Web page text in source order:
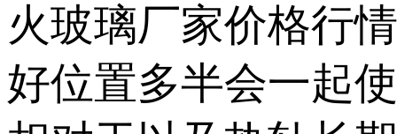
火玻璃厂家价格行
好位置多半会一起